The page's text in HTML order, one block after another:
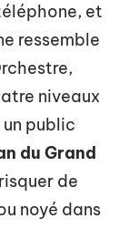
et
ressemble
niveaux
public
du Grand
de
noyé dans